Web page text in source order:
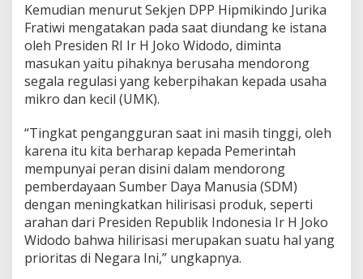
Kemudian menurut Sekjen DPP Hipmikindo Jurika
Fratiwi mengatakan pada saat diundang ke istana
oleh Presiden RI Ir H Joko Widodo, diminta
masukan yaitu pihaknya berusaha mendorong
segala regulasi yang keberpihakan kepada usaha
mikro dan kecil (UMK).
“Tingkat pengangguran saat ini masih tinggi, oleh
karena itu kita berharap kepada Pemerintah
mempunyai peran disini dalam mendorong
pemberdayaan Sumber Daya Manusia (SDM)
dengan meningkatkan hilirisasi produk, seperti
arahan dari Presiden Republik Indonesia Ir H Joko
Widodo bahwa hilirisasi merupakan suatu hal yang
prioritas di Negara Ini,” ungkapnya.